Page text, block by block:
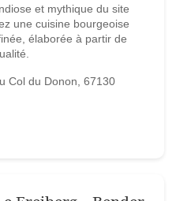
et mythique du site
une cuisine bourgeoise
élaborée à partir de
Col du Donon, 67130